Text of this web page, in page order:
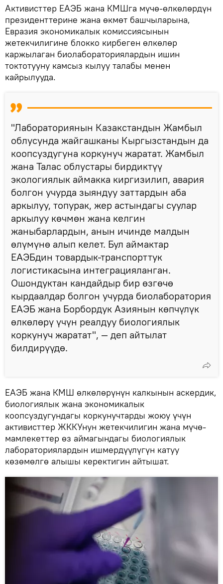
Активисттер ЕАЭБ жана КМШга мүчө-өлкөлөрдүн
президенттерине жана өкмөт башчыларына,
Евразия экономикалык комиссиясынын
жетекчилигине блокко кирбеген өлкөлөр
каржылаган биолабораториялардын ишин
токтотууну камсыз кылуу талабы менен
кайрылууда.
"Лабораториянын Казакстандын Жамбыл
облусунда жайгашканы Кыргызстандын да
коопсуздугуна коркунуч жаратат. Жамбыл
жана Талас облустары бирдиктүү
экологиялык аймакка киргизилип, авария
болгон учурда зыяндуу заттардын аба
аркылуу, топурак, жер астындагы суулар
аркылуу көчмөн жана келгин
жаныбарлардын, анын ичинде малдын
өлүмүнө алып келет. Бул аймактар
ЕАЭБдин товардык-транспорттук
логистикасына интеграцияланган.
Ошондуктан кандайдыр бир өзгөчө
кырдаалдар болгон учурда биолаборатория
ЕАЭБ жана Борбордук Азиянын көпчүлүк
өлкөлөрү үчүн реалдуу биологиялык
коркунуч жаратат", — деп айтылат
билдирүүдө.
ЕАЭБ жана КМШ өлкөлөрүнүн калкынын аскердик,
биологиялык жана экономикалык
коопсуздугундагы коркунучтарды жоюу үчүн
активисттер ЖККУнун жетекчилигин жана мүчө-
мамлекеттер өз аймагындагы биологиялык
лабораториялардын ишмердүүлүгүн катуу
көзөмөлгө алышы керектигин айтышат.